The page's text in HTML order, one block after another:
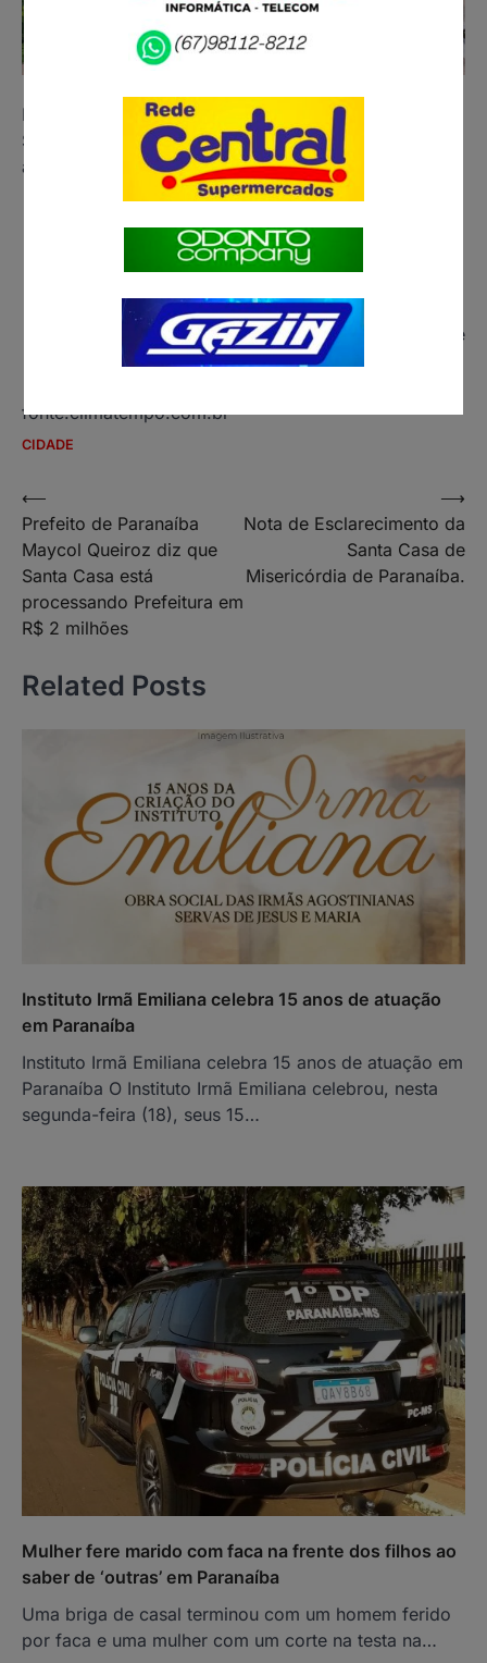
Hoje será parecido com ontem
Sol com muitas nuvens. Pancadas de chuva à tarde e
à noite.
Temperatura 24° 33°
Chuva
1.3mm – 65%
VentoSSW – 5km/h
Sol05:39:02h 18:39:04h
Previsão de arco-írisAlta probabilidade de
formação de arco-íris!
fonte:climatempo.com.br
CIDADE
Navegação
de
Post
⟵
Prefeito de Paranaíba
Maycol Queiroz diz que
Santa Casa está
processando Prefeitura em
R$ 2 milhões
Nota de Esclarecimento da
Santa Casa de
Misericórdia de Paranaíba.
⟶
Related Posts
Instituto Irmã Emiliana celebra 15 anos de atuação
em Paranaíba
Instituto Irmã Emiliana celebra 15 anos de atuação em
Paranaíba O Instituto Irmã Emiliana celebrou, nesta
segunda-feira (18), seus 15…
Mulher fere marido com faca na frente dos filhos ao
saber de ‘outras’ em Paranaíba
Uma briga de casal terminou com um homem ferido
por faca e uma mulher com um corte na testa na…